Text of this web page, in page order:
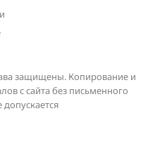
защищены. Копирование и
с сайта без письменного